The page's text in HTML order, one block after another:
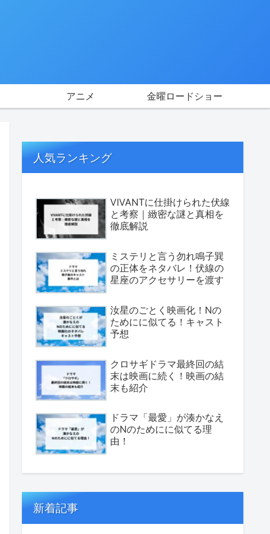
アニメ 金曜ロードショー
人気ランキング
VIVANTに仕掛けられた伏線
と考察｜緻密な謎と真相を
徹底解説
ミステリと言う勿れ鳴子巽
の正体をネタバレ！伏線の
星座のアクセサリーを渡す
汝星のごとく映画化！Nの
ためにに似てる！キャスト
予想
クロサギドラマ最終回の結
末は映画に続く！映画の結
末も紹介
ドラマ「最愛」が湊かなえ
のNのためにに似てる理
由！
新着記事